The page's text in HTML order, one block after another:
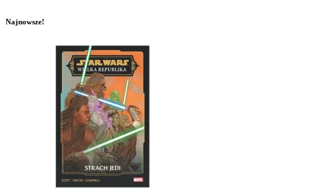
Najnowsze!